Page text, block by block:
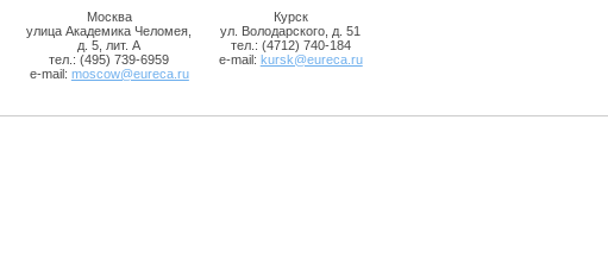
Москва
улица Академика Челомея,
д. 5, лит. А
тел.: (495) 739-6959
e-mail: moscow@eureca.ru
Курск
ул. Володарского, д. 51
тел.: (4712) 740-184
e-mail: kursk@eureca.ru